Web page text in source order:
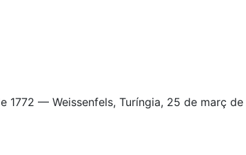
1772 — Weissenfels, Turíngia, 25 de març de